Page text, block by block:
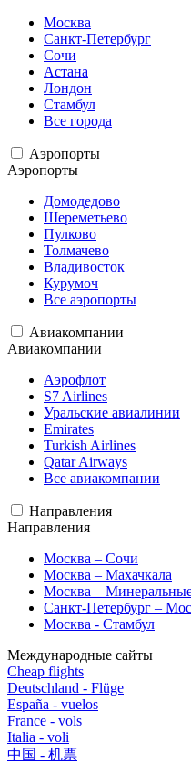
Москва
Санкт-Петербург
Сочи
Астана
Лондон
Стамбул
Все города
Аэропорты
Аэропорты
Домодедово
Шереметьево
Пулково
Толмачево
Владивосток
Курумоч
Все аэропорты
Авиакомпании
Авиакомпании
Аэрофлот
S7 Airlines
Уральские авиалинии
Emirates
Turkish Airlines
Qatar Airways
Все авиакомпании
Направления
Направления
Москва – Сочи
Москва – Махачкала
Москва –
Санкт-Петербург –
Москва - Стамбул
Международные сайты
Cheap flights
Deutschland - Flüge
España - vuelos
France - vols
Italia - voli
中国 - 机票